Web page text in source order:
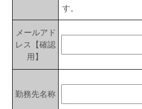
す。
メールアド
レス【確認
用】
勤務先名称